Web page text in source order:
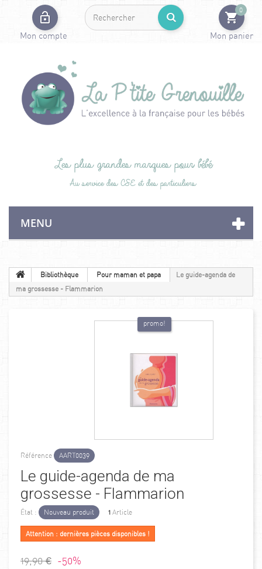
0
Mon panier
Mon compte
Les plus grandes marques pour bébé
Au service des CSE et des particuliers
MENU
Bibliothèque Pour maman et papa
Le guide-agenda de
ma grossesse - Flammarion
promo!
Référence AART0039
Le guide-agenda de ma
grossesse - Flammarion
État : Nouveau produit 1 Article
Attention : dernières pièces disponibles !
19,90 € -50%